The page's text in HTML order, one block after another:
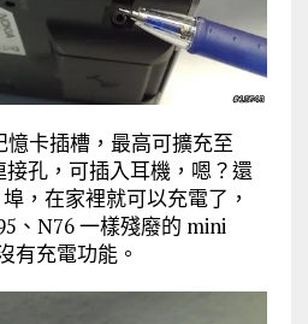
憶卡插槽，最高可擴充至
接孔，可插入耳機，嗯？還
，在家裡就可以充電了，
、N76 一樣殘廢的 mini
有充電功能。